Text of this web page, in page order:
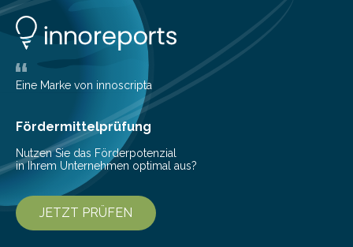
Universität Potsdam und die Reiss-Engelhorn-Museen
Mannheim mit dem Curt-Engelhorn-Zentrum
Archäometrie hat dazu eine Studie im Fachjournal
Current Biology veröffentlicht. Bisher ging man davon
aus, dass gewöhnliche Flusspferde (Hippopotamus
amphibius) in Mitteleuropa vor ungefähr…
Eine Marke von innoscripta
Fördermittelprüfung
Nutzen Sie das Förderpotenzial
in Ihrem Unternehmen optimal aus?
JETZT PRÜFEN